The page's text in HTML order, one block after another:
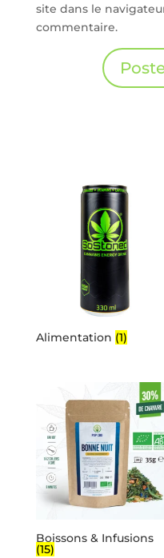
site dans le
commentaire.
Alimentation (1)
Boissons & Infusions
(15)